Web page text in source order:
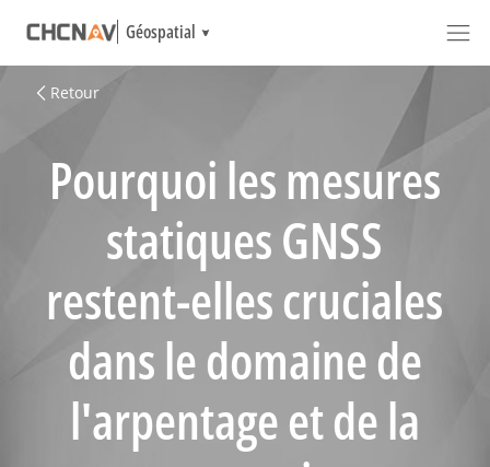
Géospatial
Retour
Pourquoi les mesures
statiques GNSS
restent-elles cruciales
dans le domaine de
l'arpentage et de la